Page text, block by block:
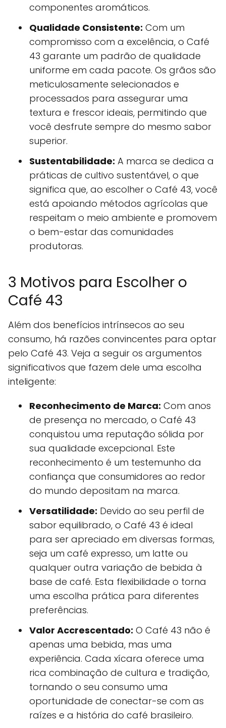
componentes aromáticos.
Qualidade Consistente: Com um
compromisso com a excelência, o Café
43 garante um padrão de qualidade
uniforme em cada pacote. Os grãos são
meticulosamente selecionados e
processados para assegurar uma
textura e frescor ideais, permitindo que
você desfrute sempre do mesmo sabor
superior.
Sustentabilidade: A marca se dedica a
práticas de cultivo sustentável, o que
significa que, ao escolher o Café 43, você
está apoiando métodos agrícolas que
respeitam o meio ambiente e promovem
o bem-estar das comunidades
produtoras.
3 Motivos para Escolher o
Café 43
Além dos benefícios intrínsecos ao seu
consumo, há razões convincentes para optar
pelo Café 43. Veja a seguir os argumentos
significativos que fazem dele uma escolha
inteligente:
Reconhecimento de Marca: Com anos
de presença no mercado, o Café 43
conquistou uma reputação sólida por
sua qualidade excepcional. Este
reconhecimento é um testemunho da
confiança que consumidores ao redor
do mundo depositam na marca.
Versatilidade: Devido ao seu perfil de
sabor equilibrado, o Café 43 é ideal
para ser apreciado em diversas formas,
seja um café expresso, um latte ou
qualquer outra variação de bebida à
base de café. Esta flexibilidade o torna
uma escolha prática para diferentes
preferências.
Valor Accrescentado: O Café 43 não é
apenas uma bebida, mas uma
experiência. Cada xícara oferece uma
rica combinação de cultura e tradição,
tornando o seu consumo uma
oportunidade de conectar-se com as
raízes e a história do café brasileiro.